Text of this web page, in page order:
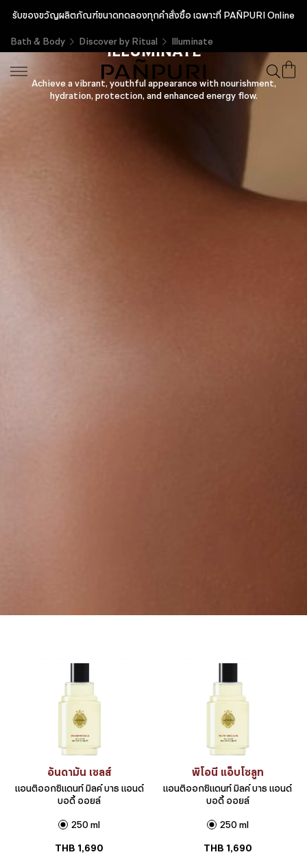
รับของขวัญผลิตภัณฑ์ขนาดทดลองทุกคำสั่งซื้อ เฉพาะที่ PAÑPURI Online
Bath & Body
Discover by Ritual Illuminate
ILLUMINATE
Achieve a vibrant, youthful appearance with nourishment,
hydration, protection, and enhanced energy flow.
อันดามัน เซลส์
แอนติออกซิแดนท์ มิลค์ บาธ แอนด์
บอดี้ ออยล์
250 ml
THB 1,690
พิโอนี แอ็บโซลูท
แอนติออกซิแดนท์ มิลค์ บาธ แอนด์
บอดี้ ออยล์
250 ml
THB 1,690